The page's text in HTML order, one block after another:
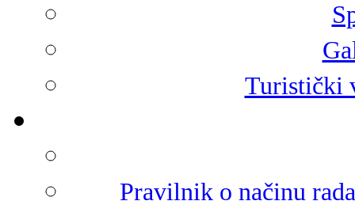
Turistički
Pravilnik o načinu